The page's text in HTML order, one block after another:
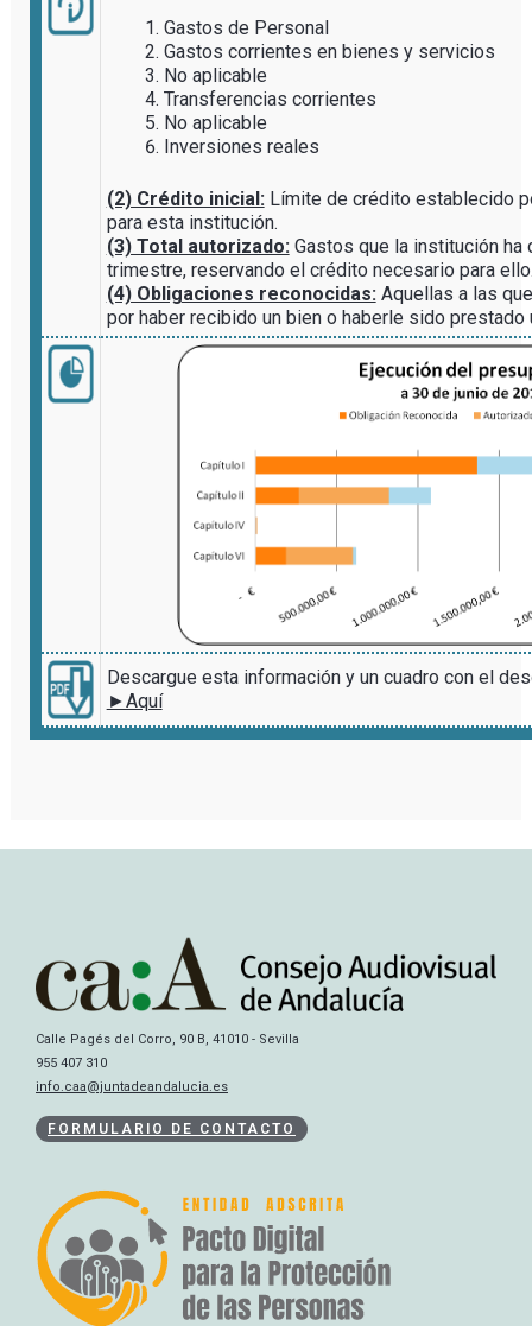
Gastos de Personal
Gastos corrientes en bienes y servicios
No aplicable
Transferencias corrientes
No aplicable
Inversiones reales
(2) Crédito inicial:Límite de crédito establecido
para esta institución.
(3) Total autorizado:Gastos que la institución ha
trimestre, reservando el crédito necesario para
(4) Obligaciones reconocidas:Aquellas a las
por haber recibido un bien o haberle sido prestado
Descargue esta información y un cuadro con el
►Aquí
Calle Pagés del Corro, 90 B, 41010 - Sevilla
955 407 310
info.caa@juntadeandalucia.es
FORMULARIO DE CONTACTO